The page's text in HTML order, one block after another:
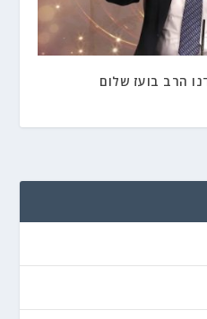
הרב בועז שלום